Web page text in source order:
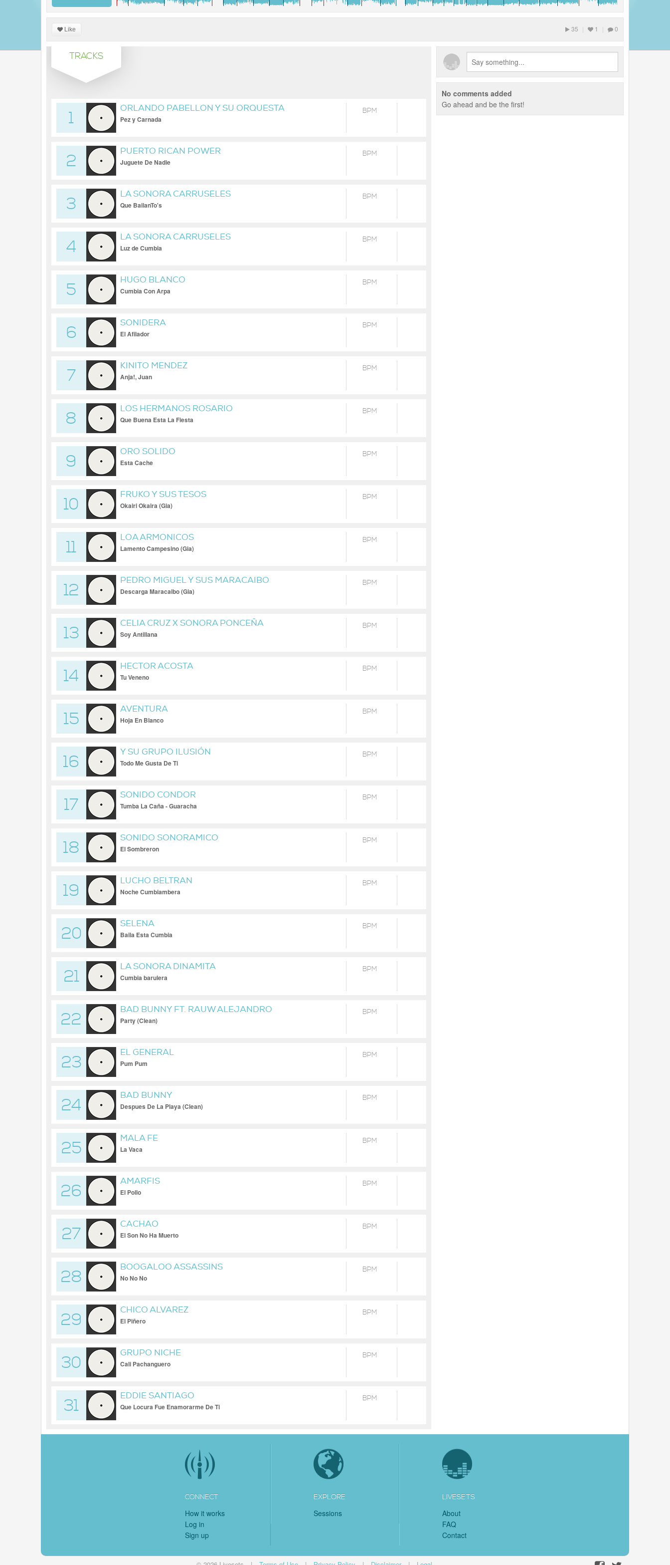
Like 35 | 1 | 0
TRACKS
1
ORLANDO PABELLON Y SU ORQUESTA
Pez y Carnada
BPM
2
PUERTO RICAN POWER
Juguete De Nadie
BPM
3
LA SONORA CARRUSELES
Que BailanTo's
BPM
4
LA SONORA CARRUSELES
Luz de Cumbia
BPM
5
HUGO BLANCO
Cumbia Con Arpa
BPM
6
SONIDERA
El Afilador
BPM
7
KINITO MENDEZ
Anja!, Juan
BPM
8
LOS HERMANOS ROSARIO
Que Buena Esta La Fiesta
BPM
9
ORO SOLIDO
Esta Cache
BPM
10
FRUKO Y SUS TESOS
Okairi Okaira (Gia)
BPM
11
LOA ARMONICOS
Lamento Campesino (Gia)
BPM
12
PEDRO MIGUEL Y SUS MARACAIBO
Descarga Maracaibo (Gia)
BPM
13
CELIA CRUZ X SONORA PONCEÑA
Soy Antillana
BPM
14
HECTOR ACOSTA
Tu Veneno
BPM
15
AVENTURA
Hoja En Blanco
BPM
16
Y SU GRUPO ILUSIÓN
Todo Me Gusta De Ti
BPM
17
SONIDO CONDOR
Tumba La Caña - Guaracha
BPM
18
SONIDO SONORAMICO
El Sombreron
BPM
19
LUCHO BELTRAN
Noche Cumbiambera
BPM
20
SELENA
Baila Esta Cumbia
BPM
21
LA SONORA DINAMITA
Cumbia barulera
BPM
22
BAD BUNNY FT. RAUW ALEJANDRO
Party (Clean)
BPM
23
EL GENERAL
Pum Pum
BPM
24
BAD BUNNY
Despues De La Playa (Clean)
BPM
25
MALA FE
La Vaca
BPM
26
AMARFIS
El Pollo
BPM
27
CACHAO
El Son No Ha Muerto
BPM
28
BOOGALOO ASSASSINS
No No No
BPM
29
CHICO ALVAREZ
El Piñero
BPM
30
GRUPO NICHE
Cali Pachanguero
BPM
31
EDDIE SANTIAGO
Que Locura Fue Enamorarme De Ti
BPM
No comments added
Go ahead and be the first!
CONNECT
How it works
Log in
Sign up
EXPLORE
Sessions
LIVESETS
About
FAQ
Contact